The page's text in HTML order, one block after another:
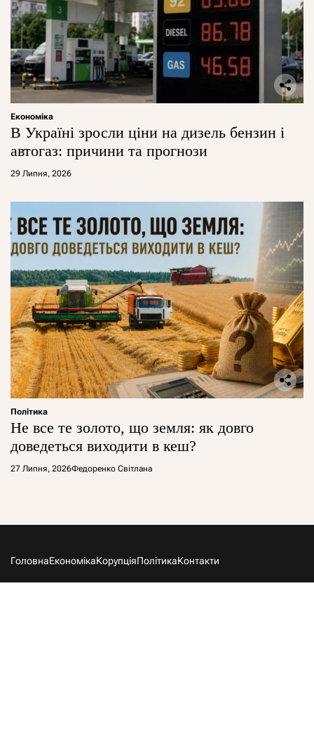
Економіка
В Україні зросли ціни на дизель бензин і
автогаз: причини та прогнози
29 Липня, 2026
Політика
Не все те золото, що земля: як довго
доведеться виходити в кеш?
27 Липня, 2026Федоренко Світлана
ГоловнаЕкономікаКорупціяПолітикаКонтакти